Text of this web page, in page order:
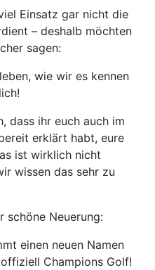
Einsatz gar nicht die
– deshalb möchten
sagen:
wie wir es kennen
dass ihr euch auch im
erklärt habt, eure
ist wirklich nicht
wissen das sehr zu
schöne Neuerung:
einen neuen Namen
Champions Golf!